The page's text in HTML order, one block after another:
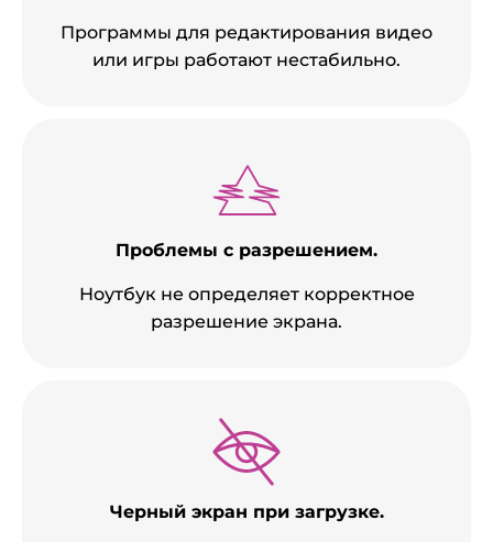
Программы для редактирования видео
или игры работают нестабильно.
Проблемы с разрешением.
Ноутбук не определяет корректное
разрешение экрана.
Черный экран при загрузке.